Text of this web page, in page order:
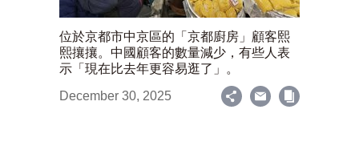
位於京都市中京區的「京都廚房」顧客熙
熙攘攘。中國顧客的數量減少，有些人表
示「現在比去年更容易逛了」。
December 30, 2025